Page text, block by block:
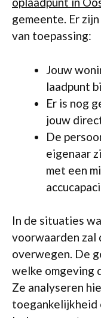
gemeente. Er
van toepassing:
Jouw
laadpunt
Er is nog
jouw
De
eigenaar
met een
In de situaties
voorwaarden zal
overwegen. De
welke omgeving
Ze analyseren
toegankelijkheid